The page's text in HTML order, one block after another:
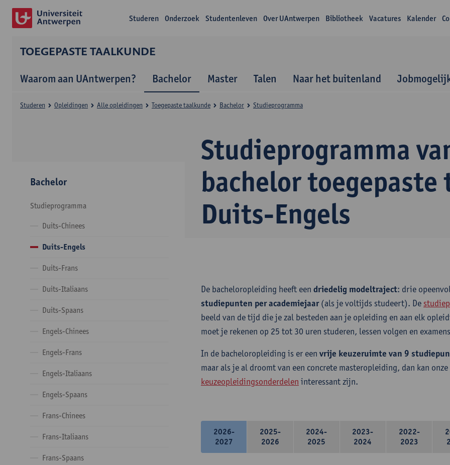
Studeren Onderzoek Studentenleven Over UAntwerpen Bibliotheek Vacatures Kalender
TOEGEPASTE TAALKUNDE
Waarom aan UAntwerpen? Bachelor Master Talen Naar het buitenland
Studieprogramma
bachelor
Duits-Engels
Studeren Opleidingen Alle opleidingen Toegepaste taalkunde Bachelor Studieprogramma
Bachelor
Studieprogramma
Duits-Chinees
Duits-Engels
Duits-Frans
Duits-Italiaans
Duits-Spaans
Engels-Chinees
Engels-Frans
Engels-Italiaans
Engels-Spaans
Frans-Chinees
Frans-Italiaans
Frans-Spaans
De bacheloropleiding heeft een driedelig modeltraject: drie
studiepunten per academiejaar(als je voltijds studeert). De
beeld van de tijd die je zal besteden aan je opleiding en aan elk
moet je rekenen op 25 tot 30 uren studeren, lessen volgen en
In de bacheloropleiding is er een vrije keuzeruimte van 9
maar als je al droomt van een concrete masteropleiding, dan kan onze
keuzeopleidingsonderdelen interessant zijn.
2026-
2027
2025-
2026
2024-
2025
2023-
2024
2022-
2023